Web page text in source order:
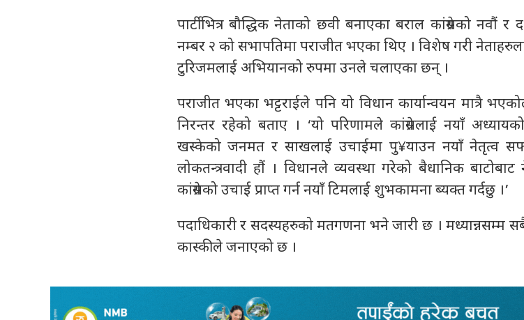
पार्टीभित्र बौद्धिक नेताको छवी बनाएका बराल कांग्रेसको नवौं
नम्बर २ को सभापतिमा पराजीत भएका थिए । विशेष गरी
टुरिजमलाई अभियानको रुपमा उनले चलाएका छन् ।
पराजीत भएका भट्टराईले पनि यो विधान कार्यान्वयन मात्रै
निरन्तर रहेको बताए । ‘यो परिणामले कांग्रेसलाई नयाँ
खस्केको जनमत र साखलाई उचाईमा पु¥याउन नयाँ नेतृत्व
लोकतन्त्रवादी हौं । विधानले व्यवस्था गरेको बैधानिक
कांग्रेसको उचाई प्राप्त गर्न नयाँ टिमलाई शुभकामना ब्यक्त गर्दछु ।’
पदाधिकारी र सदस्यहरुको मतगणना भने जारी छ । मध्यान्नसम्म
कास्कीले जनाएको छ ।